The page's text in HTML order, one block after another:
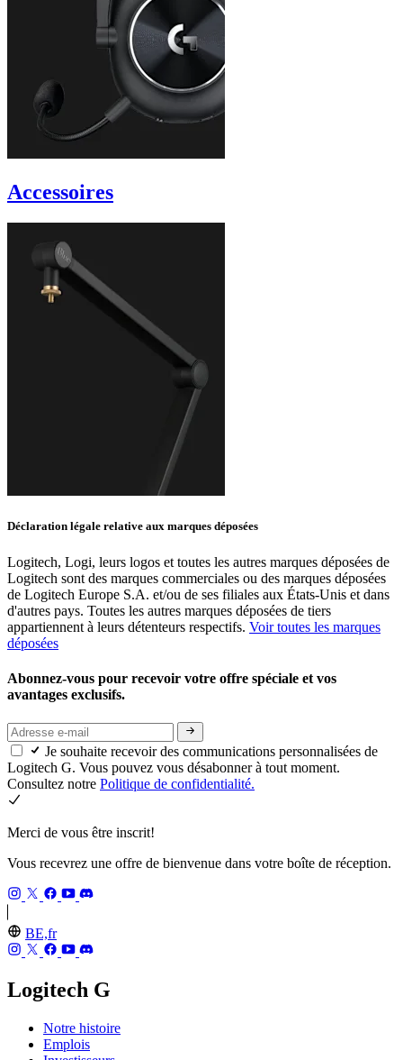
Accessoires
Déclaration légale relative aux marques déposées
Logitech, Logi, leurs logos et toutes les autres marques déposées de
Logitech sont des marques commerciales ou des marques déposées
de Logitech Europe S.A. et/ou de ses filiales aux États-Unis et dans
d'autres pays. Toutes les autres marques déposées de tiers
appartiennent à leurs détenteurs respectifs. Voir toutes les marques
déposées
Abonnez-vous pour recevoir votre offre spéciale et vos
avantages exclusifs.
Je souhaite recevoir des communications personnalisées de
Logitech G. Vous pouvez vous désabonner à tout moment.
Consultez notre Politique de confidentialité.
Merci de vous être inscrit!
Vous recevrez une offre de bienvenue dans votre boîte de réception.
BE,fr
Logitech G
Notre histoire
Emplois